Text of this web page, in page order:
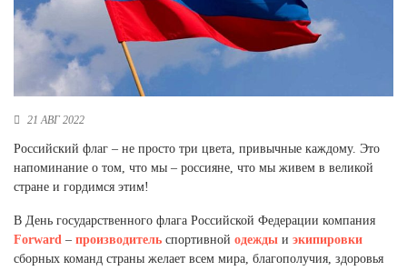
Новосибирская область (3)
Омская область (5)
Республика Башкортостан (3)
Республика Татарстан (2)
Самарская область (1)
Санкт-Петербург и ЛО (3)
Свердловская область (5)
Северная Осетия (2)
21 АВГ 2022
Российский флаг – не просто три цвета, привычные каждому. Это
напоминание о том, что мы – россияне, что мы живем в великой
стране и гордимся этим!
В День государственного флага Российской Федерации компания
Forward – производитель спортивной одежды и экипировки
сборных команд страны желает всем мира, благополучия, здоровья